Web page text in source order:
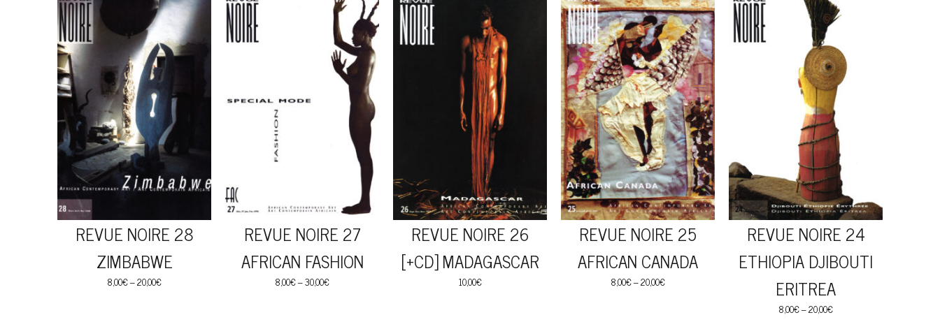
REVUE NOIRE 28
ZIMBABWE
8,00€–20,00€
REVUE NOIRE 27
AFRICAN FASHION
8,00€–30,00€
REVUE NOIRE 26
[+CD] MADAGASCAR
10,00€
REVUE NOIRE 25
AFRICAN CANADA
8,00€–20,00€
REVUE NOIRE 24
ETHIOPIA DJIBOUTI
ERITREA
8,00€–20,00€